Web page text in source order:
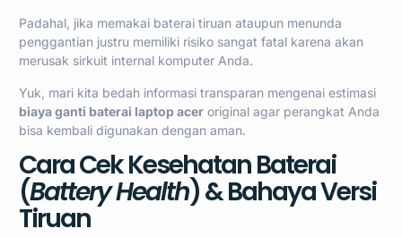
Padahal, jika memakai baterai tiruan ataupun menunda
penggantian justru memiliki risiko sangat fatal karena akan
merusak sirkuit internal komputer Anda.
Yuk, mari kita bedah informasi transparan mengenai estimasi
biaya ganti baterai laptop acer original agar perangkat Anda
bisa kembali digunakan dengan aman.
Cara Cek Kesehatan Baterai
(Battery Health) & Bahaya Versi
Tiruan